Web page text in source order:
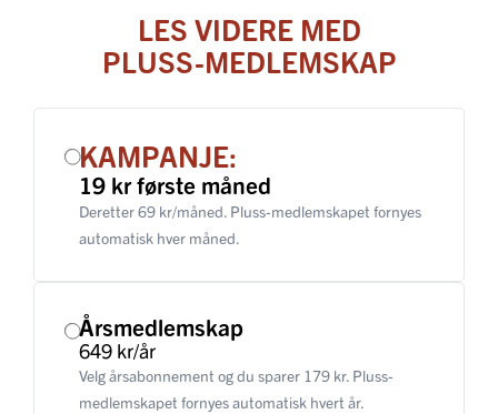
LES VIDERE MED
PLUSS-MEDLEMSKAP
KAMPANJE:
19 kr første måned
Deretter 69 kr/måned. Pluss-medlemskapet fornyes
automatisk hver måned.
Årsmedlemskap
649 kr/år
Velg årsabonnement og du sparer 179 kr. Pluss-
medlemskapet fornyes automatisk hvert år.